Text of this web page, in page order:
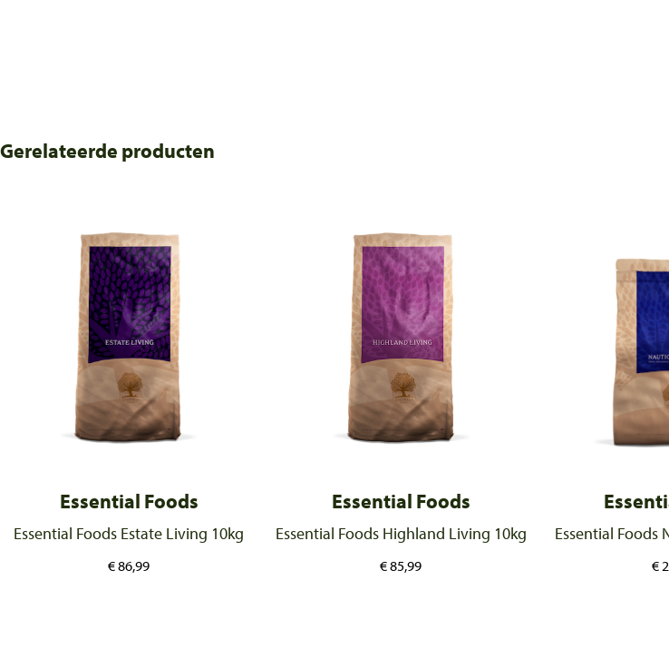
Gerelateerde producten
Essential Foods
Essential Foods Estate Living 10kg
€86,99
Essential Foods
Essential Foods Highland Living 10kg
€85,99
Essential Foods
€